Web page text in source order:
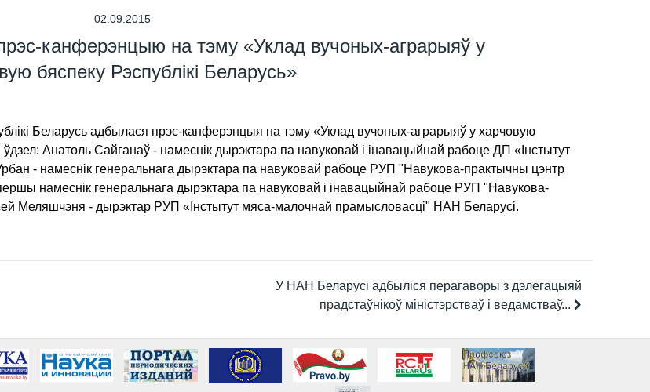
02.09.2015
канферэнцыю на тэму «Уклад вучоных-аграрыяў у
бяспеку Рэспублікі Беларусь»
Беларусь адбылася прэс-канферэнцыя на тэму «Уклад вучоных-аграрыяў у харчовую
Анатоль Сайганаў - намеснік дырэктара па навуковай і інавацыйнай рабоце ДП «Інстытут
- намеснік генеральнага дырэктара па навуковай рабоце РУП "Навукова-практычны цэнтр
намеснік генеральнага дырэктара па навуковай і інавацыйнай рабоце РУП "Навукова-
Меляшчэня - дырэктар РУП «Інстытут мяса-малочнай прамысловасці" НАН Беларусі.
У НАН Беларусі адбыліся перагаворы з дэлегацыяй
прадстаўнікоў міністэрстваў і ведамстваў...